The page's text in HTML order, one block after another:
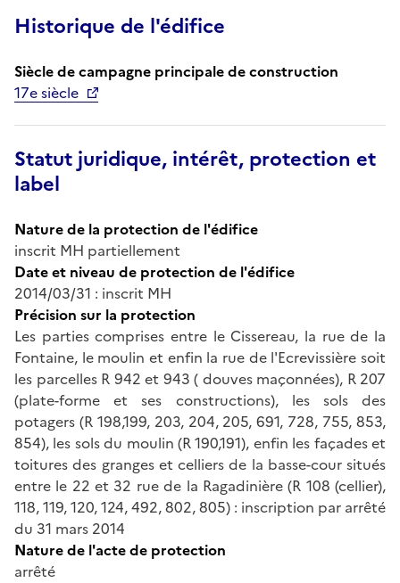
Historique de l'édifice
Siècle de campagne principale de construction
17e siècle
Statut juridique, intérêt, protection et
label
Nature de la protection de l'édifice
inscrit MH partiellement
Date et niveau de protection de l'édifice
2014/03/31 : inscrit MH
Précision sur la protection
Les parties comprises entre le Cissereau, la rue de la
Fontaine, le moulin et enfin la rue de l'Ecrevissière soit
les parcelles R 942 et 943 ( douves maçonnées), R 207
(plate-forme et ses constructions), les sols des
potagers (R 198,199, 203, 204, 205, 691, 728, 755, 853,
854), les sols du moulin (R 190,191), enfin les façades et
toitures des granges et celliers de la basse-cour situés
entre le 22 et 32 rue de la Ragadinière (R 108 (cellier),
118, 119, 120, 124, 492, 802, 805) : inscription par arrêté
du 31 mars 2014
Nature de l'acte de protection
arrêté